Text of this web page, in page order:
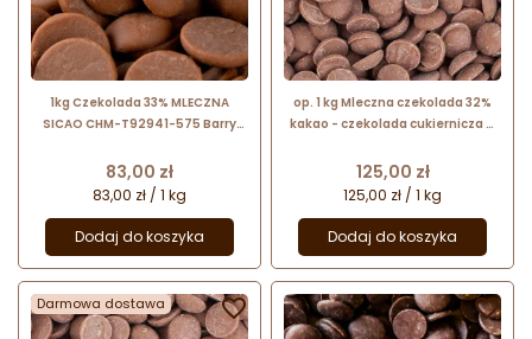
1kg Czekolada 33% MLECZNA
SICAO CHM-T92941-575 Barry
Cena
83,00 zł
83,00 zł / 1 kg
Dodaj do koszyka
op. 1 kg Mleczna czekolada 32%
kakao - czekolada cukiernicza w
Master Martini
Cena
125,00 zł
125,00 zł / 1 kg
Dodaj do koszyka
Darmowa dostawa  